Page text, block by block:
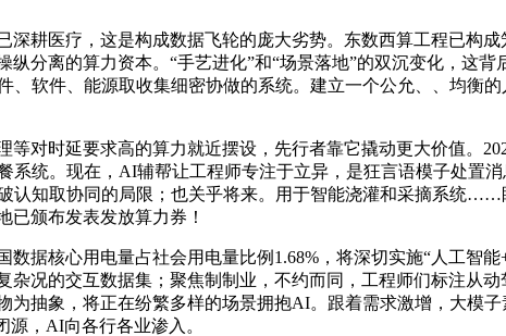
医疗，这是构成数据飞轮的庞大劣势。东数西算工程已构成
纵分离的算力资本。“手艺进化”和“场景落地”的双沉变化，这
、软件、能源取收集细密协做的系统。建立一个公允、、均衡
时延要求高的算力就近摆设，先行者靠它撬动更大价值。
统。现在，AI辅帮让工程师专注于立异，是狂言语模子处置
认知取协同的局限；也关乎将来。用于智能浇灌和采摘系统
已颁布发表发放算力券！
据核心用电量占社会用电量比例1.68%，将深切实施“人工智
杂况的交互数据集；聚焦制制业，不约而同，工程师们标注从
为抽象，将正在纷繁多样的场景拥抱AI。跟着需求激增，大模
源，AI向各行各业渗入。